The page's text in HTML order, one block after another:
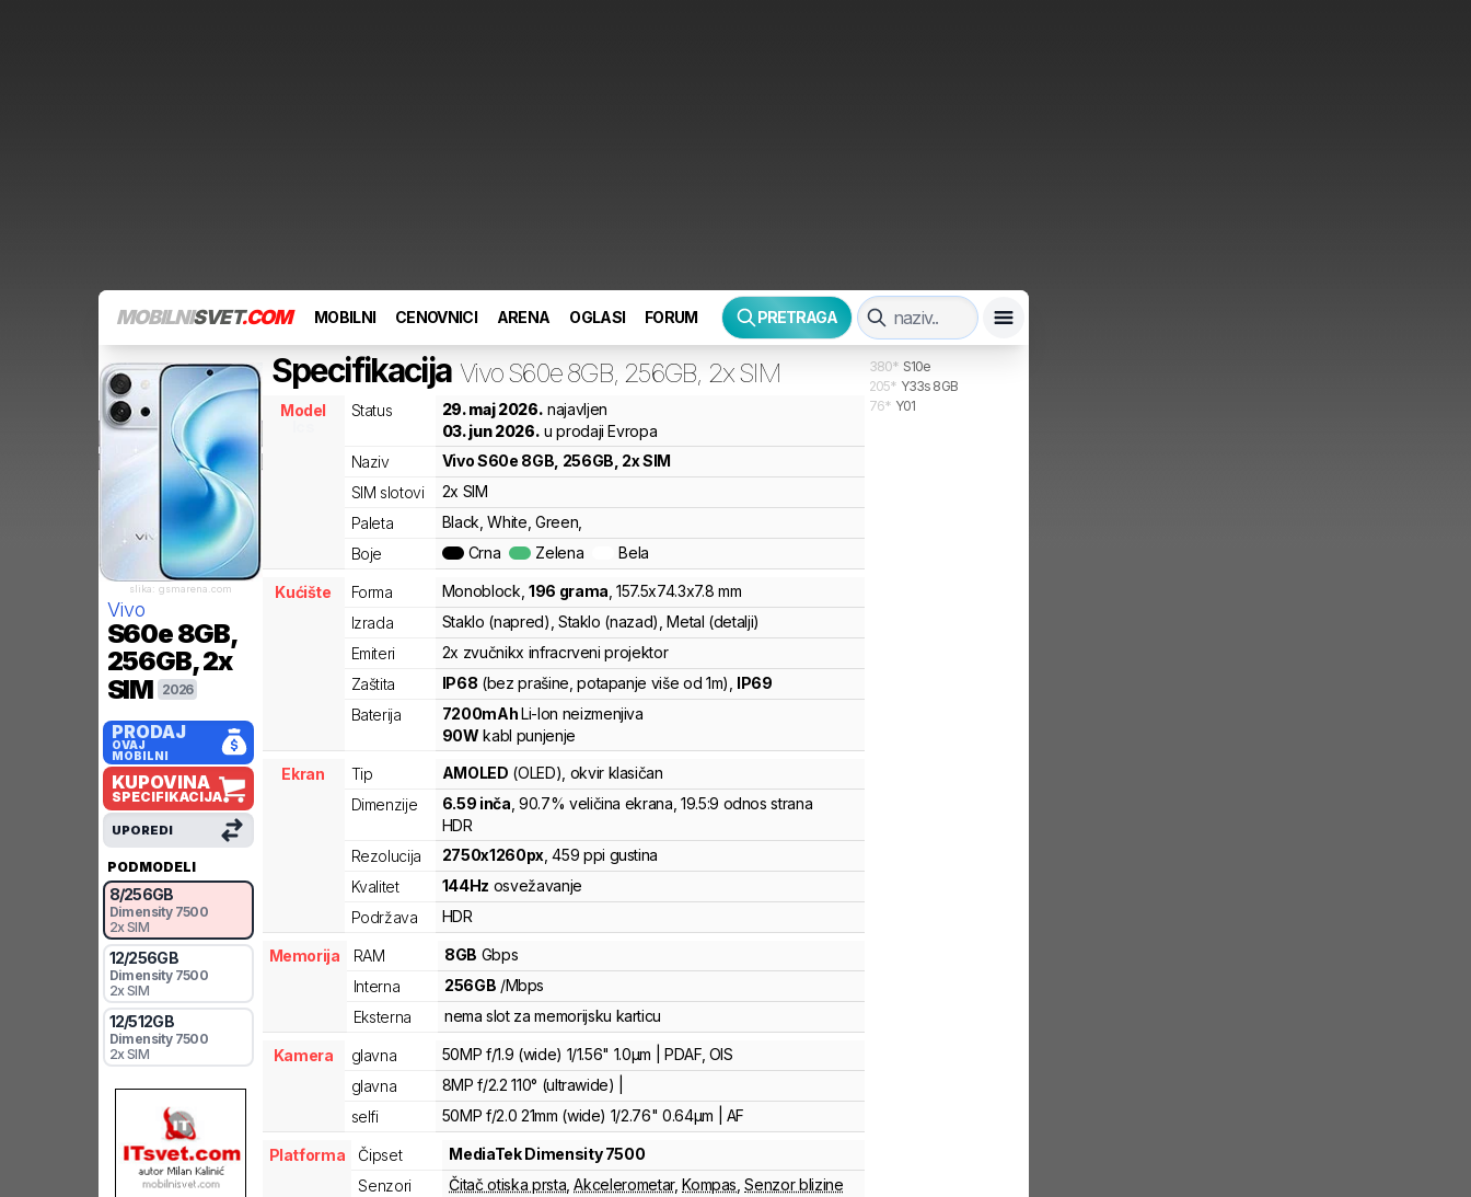
MOBILNISVET.COM MOBILNI CENOVNICI ARENA OGLASI FORUM PRETRAGA
slika: gsmarena.com
Vivo
S60e8GB,
256GB, 2x
SIM
2026
PRODAJ
OVAJ
MOBILNI
KUPOVINA
SPECIFIKACIJA
UPOREDI
PODMODELI
8/256GB
Dimensity 7500
2x SIM
12/256GB
Dimensity 7500
2x SIM
12/512GB
Dimensity 7500
2x SIM
Specifikacija Vivo S60e 8GB, 256GB, 2x SIM
Model
Status 29. maj 2026. najavljen
03. jun 2026. u prodaji Evropa
Naziv
VivoS60e 8GB, 256GB, 2x SIM
SIM slotovi
2x SIM
Paleta
Black, White, Green,
Boje
Crna Zelena Bela
Kućište Forma Monoblock ,196 grama ,157.5x74.3x7.8 mm
Izrada
Staklo (napred), Staklo (nazad), Metal (detalji)
Emiteri
2x zvučnikx infracrveni projektor
Zaštita
IP68 (bez prašine, potapanje više od 1m) IP69
Baterija
7200mAhLi-Ion neizmenjiva
90W kabl punjenje
Ekran Tip AMOLED (OLED) , okvir klasičan
Dimenzije
6.59 inča , 90.7% veličina ekrana , 19.5:9 odnos strana
HDR
Rezolucija
2750x1260px ,459 ppi gustina
Kvalitet
144Hz osvežavanje
Podržava
HDR
Memorija RAM 8GB Gbps
Interna
256GB /Mbps
Eksterna
nema slot za memorijsku karticu
Kamera glavna
50MP f/1.9 (wide) 1/1.56" 1.0µm | PDAF, OIS
glavna
8MP f/2.2 110° (ultrawide) |
selfi
50MP f/2.0 21mm (wide) 1/2.76" 0.64µm | AF
Platforma Čipset MediaTekDimensity 7500
Senzori
Čitač otiska prsta ,Akcelerometar,Kompas ,Senzor blizine
380* S10e
205* Y33s 8GB
76* Y01